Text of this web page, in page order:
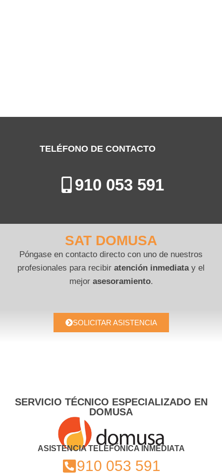
TELÉFONO DE CONTACTO
910 053 591
SAT DOMUSA
Póngase en contacto directo con uno de nuestros
profesionales para recibir atención inmediatay el
mejor asesoramiento.
SOLICITAR ASISTENCIA
SERVICIO TÉCNICO ESPECIALIZADO EN
DOMUSA
ASISTENCIA TELEFÓNICA INMEDIATA
910 053 591